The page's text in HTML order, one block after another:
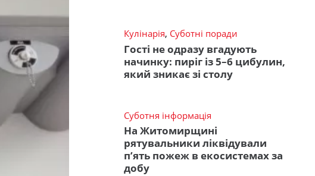
Кулінарія, Суботні поради
Гості не одразу вгадують
начинку: пиріг із 5–6 цибулин,
який зникає зі столу
Суботня інформація
На Житомирщині
рятувальники ліквідували
п’ять пожеж в екосистемах за
добу